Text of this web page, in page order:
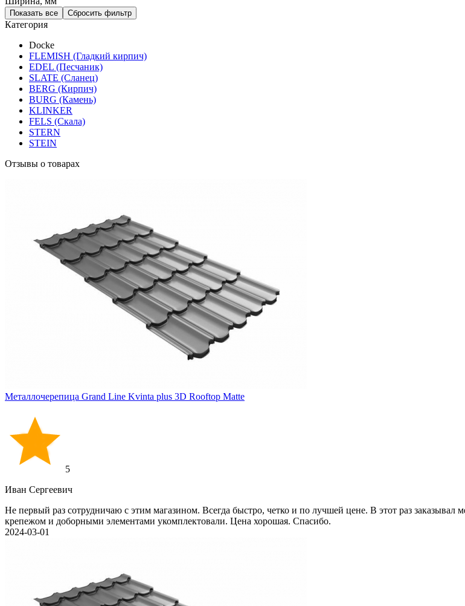
Показать все Сбросить фильтр
Категория
Docke
FLEMISH (Гладкий кирпич)
EDEL (Песчаник)
SLATE (Сланец)
BERG (Кирпич)
BURG (Камень)
KLINKER
FELS (Скала)
STERN
STEIN
Отзывы о товарах
Металлочерепица Grand Line Kvinta plus 3D Rooftop Matte
5
Иван Cергеевич
Не первый раз сотрудничаю с этим магазином. Всегда быстро, четко и по лучшей цене. В этот раз заказывал
крепежом и доборными элементами укомплектовали. Цена хорошая. Спасибо.
2024-03-01